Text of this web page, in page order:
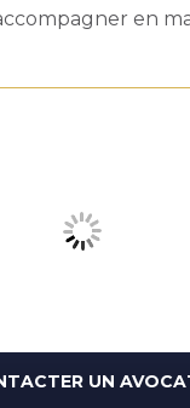
en
UN